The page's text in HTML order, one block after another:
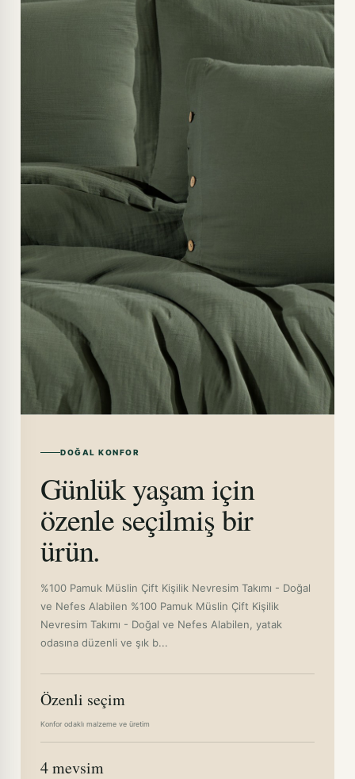
DOĞAL KONFOR
Günlük yaşam için
özenle seçilmiş bir
ürün.
%100 Pamuk Müslin Çift Kişilik Nevresim Takımı - Doğal
ve Nefes Alabilen %100 Pamuk Müslin Çift Kişilik
Nevresim Takımı - Doğal ve Nefes Alabilen, yatak
odasına düzenli ve şık b...
Özenli seçim
Konfor odaklı malzeme ve üretim
4 mevsim